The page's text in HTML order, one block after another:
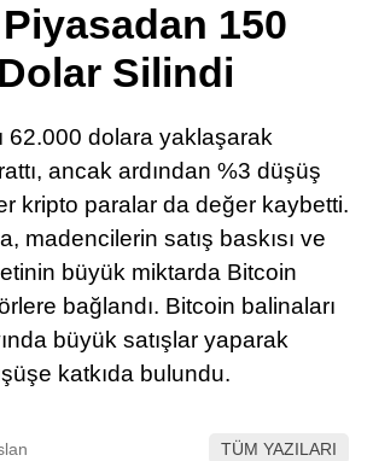
TikTok
LinkedIn
Telegram
150
Silindi
62.000 dolara yaklaşarak
ancak ardından %3 düşüş
kripto paralar da değer kaybetti.
madencilerin satış baskısı ve
büyük miktarda Bitcoin
bağlandı. Bitcoin balinaları
büyük satışlar yaparak
katkıda bulundu.
TÜM YAZILARI